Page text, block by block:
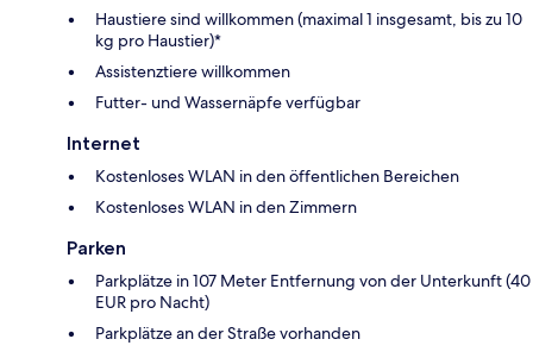
Haustiere sind willkommen (maximal 1 insgesamt, bis zu 10
kg pro Haustier)*
Assistenztiere willkommen
Futter- und Wassernäpfe verfügbar
Internet
Kostenloses WLAN in den öffentlichen Bereichen
Kostenloses WLAN in den Zimmern
Parken
Parkplätze in 107 Meter Entfernung von der Unterkunft (40
EUR pro Nacht)
Parkplätze an der Straße vorhanden